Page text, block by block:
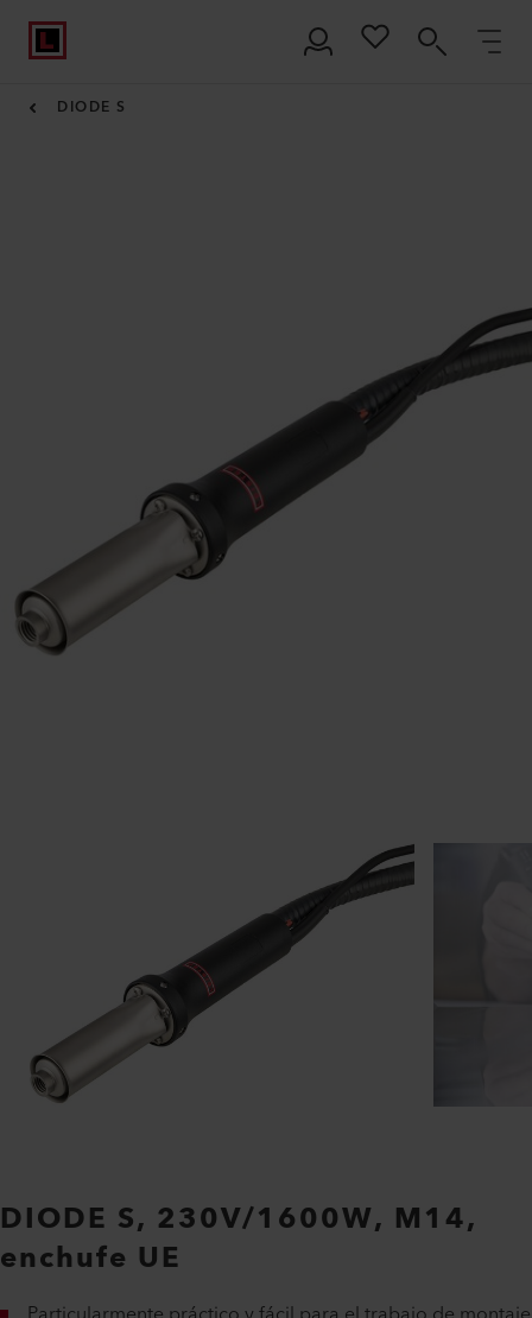
DIODE S
DIODE S, 230V/1600W, M14,
enchufe UE